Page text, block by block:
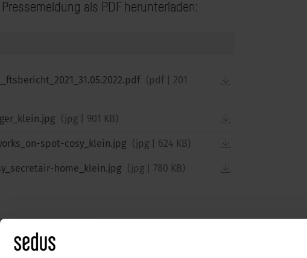
als PDF herunterladen:
( pdf
201
( jpg 901 KB)
spot-cosy_klein.jpg ( jpg 624 KB)
home_klein.jpg ( jpg 780 KB)